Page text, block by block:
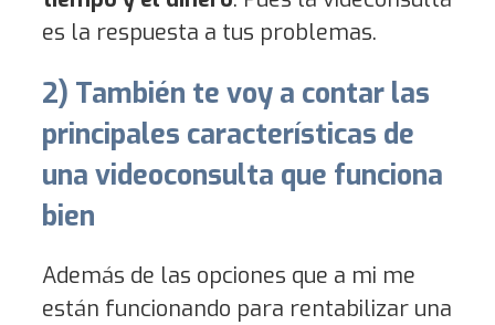
es la respuesta a tus problemas.
2) También te voy a contar las
principales características de
una videoconsulta que funciona
bien
Además de las opciones que a mi me
están funcionando para rentabilizar una